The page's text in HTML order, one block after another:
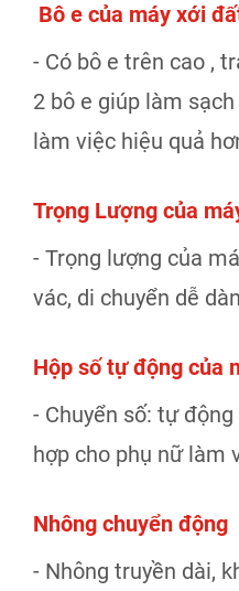
Bô e của máy xới
- Có bô e trên cao ,
2 bô e giúp làm
làm việc hiệu quả
Trọng Lượng của
- Trọng lượng của
vác, di chuyển dễ
Hộp số tự động của
- Chuyển số: tự
hợp cho phụ nữ làm
Nhông chuyển động
- Nhông truyền dài,